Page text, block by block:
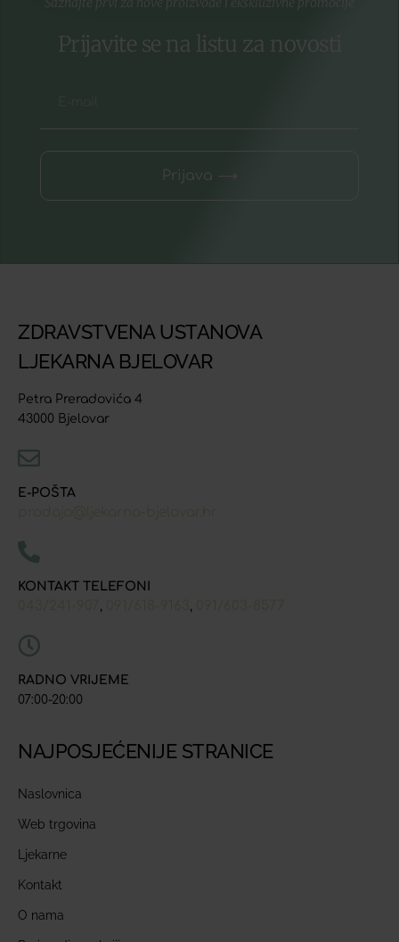
Prijavite se na listu za novosti
Prijava ⟶
ZDRAVSTVENA USTANOVA
LJEKARNA BJELOVAR
Petra Preradovića 4
43000 Bjelovar
E-POŠTA
KONTAKT TELEFONI
RADNO VRIJEME
07:00-20:00
NAJPOSJEĆENIJE STRANICE
Naslovnica
Web trgovina
Ljekarne
Kontakt
O nama